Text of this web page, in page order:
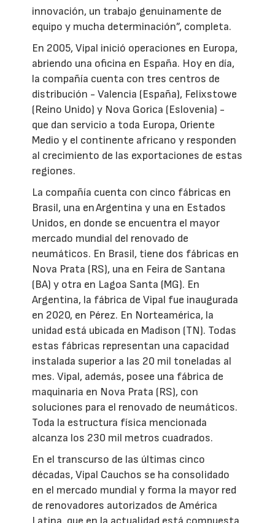
innovación, un trabajo genuinamente de
equipo y mucha determinación”, completa.
En 2005, Vipal inició operaciones en Europa,
abriendo una oficina en España. Hoy en día,
la compañía cuenta con tres centros de
distribución - Valencia (España), Felixstowe
(Reino Unido) y Nova Gorica (Eslovenia) -
que dan servicio a toda Europa, Oriente
Medio y el continente africano y responden
al crecimiento de las exportaciones de estas
regiones.
La compañía cuenta con cinco fábricas en
Brasil, una en Argentina y una en Estados
Unidos, en donde se encuentra el mayor
mercado mundial del renovado de
neumáticos. En Brasil, tiene dos fábricas en
Nova Prata (RS), una en Feira de Santana
(BA) y otra en Lagoa Santa (MG). En
Argentina, la fábrica de Vipal fue inaugurada
en 2020, en Pérez. En Norteamérica, la
unidad está ubicada en Madison (TN). Todas
estas fábricas representan una capacidad
instalada superior a las 20 mil toneladas al
mes. Vipal, además, posee una fábrica de
maquinaria en Nova Prata (RS), con
soluciones para el renovado de neumáticos.
Toda la estructura física mencionada
alcanza los 230 mil metros cuadrados.
En el transcurso de las últimas cinco
décadas, Vipal Cauchos se ha consolidado
en el mercado mundial y forma la mayor red
de renovadores autorizados de América